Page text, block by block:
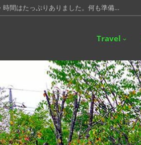
春の木漏れ日がぁ～ みたいのは、ブ…
オール群馬コンテストですが、県外局…
時間はたっぷりありました。何も準備…
Travel